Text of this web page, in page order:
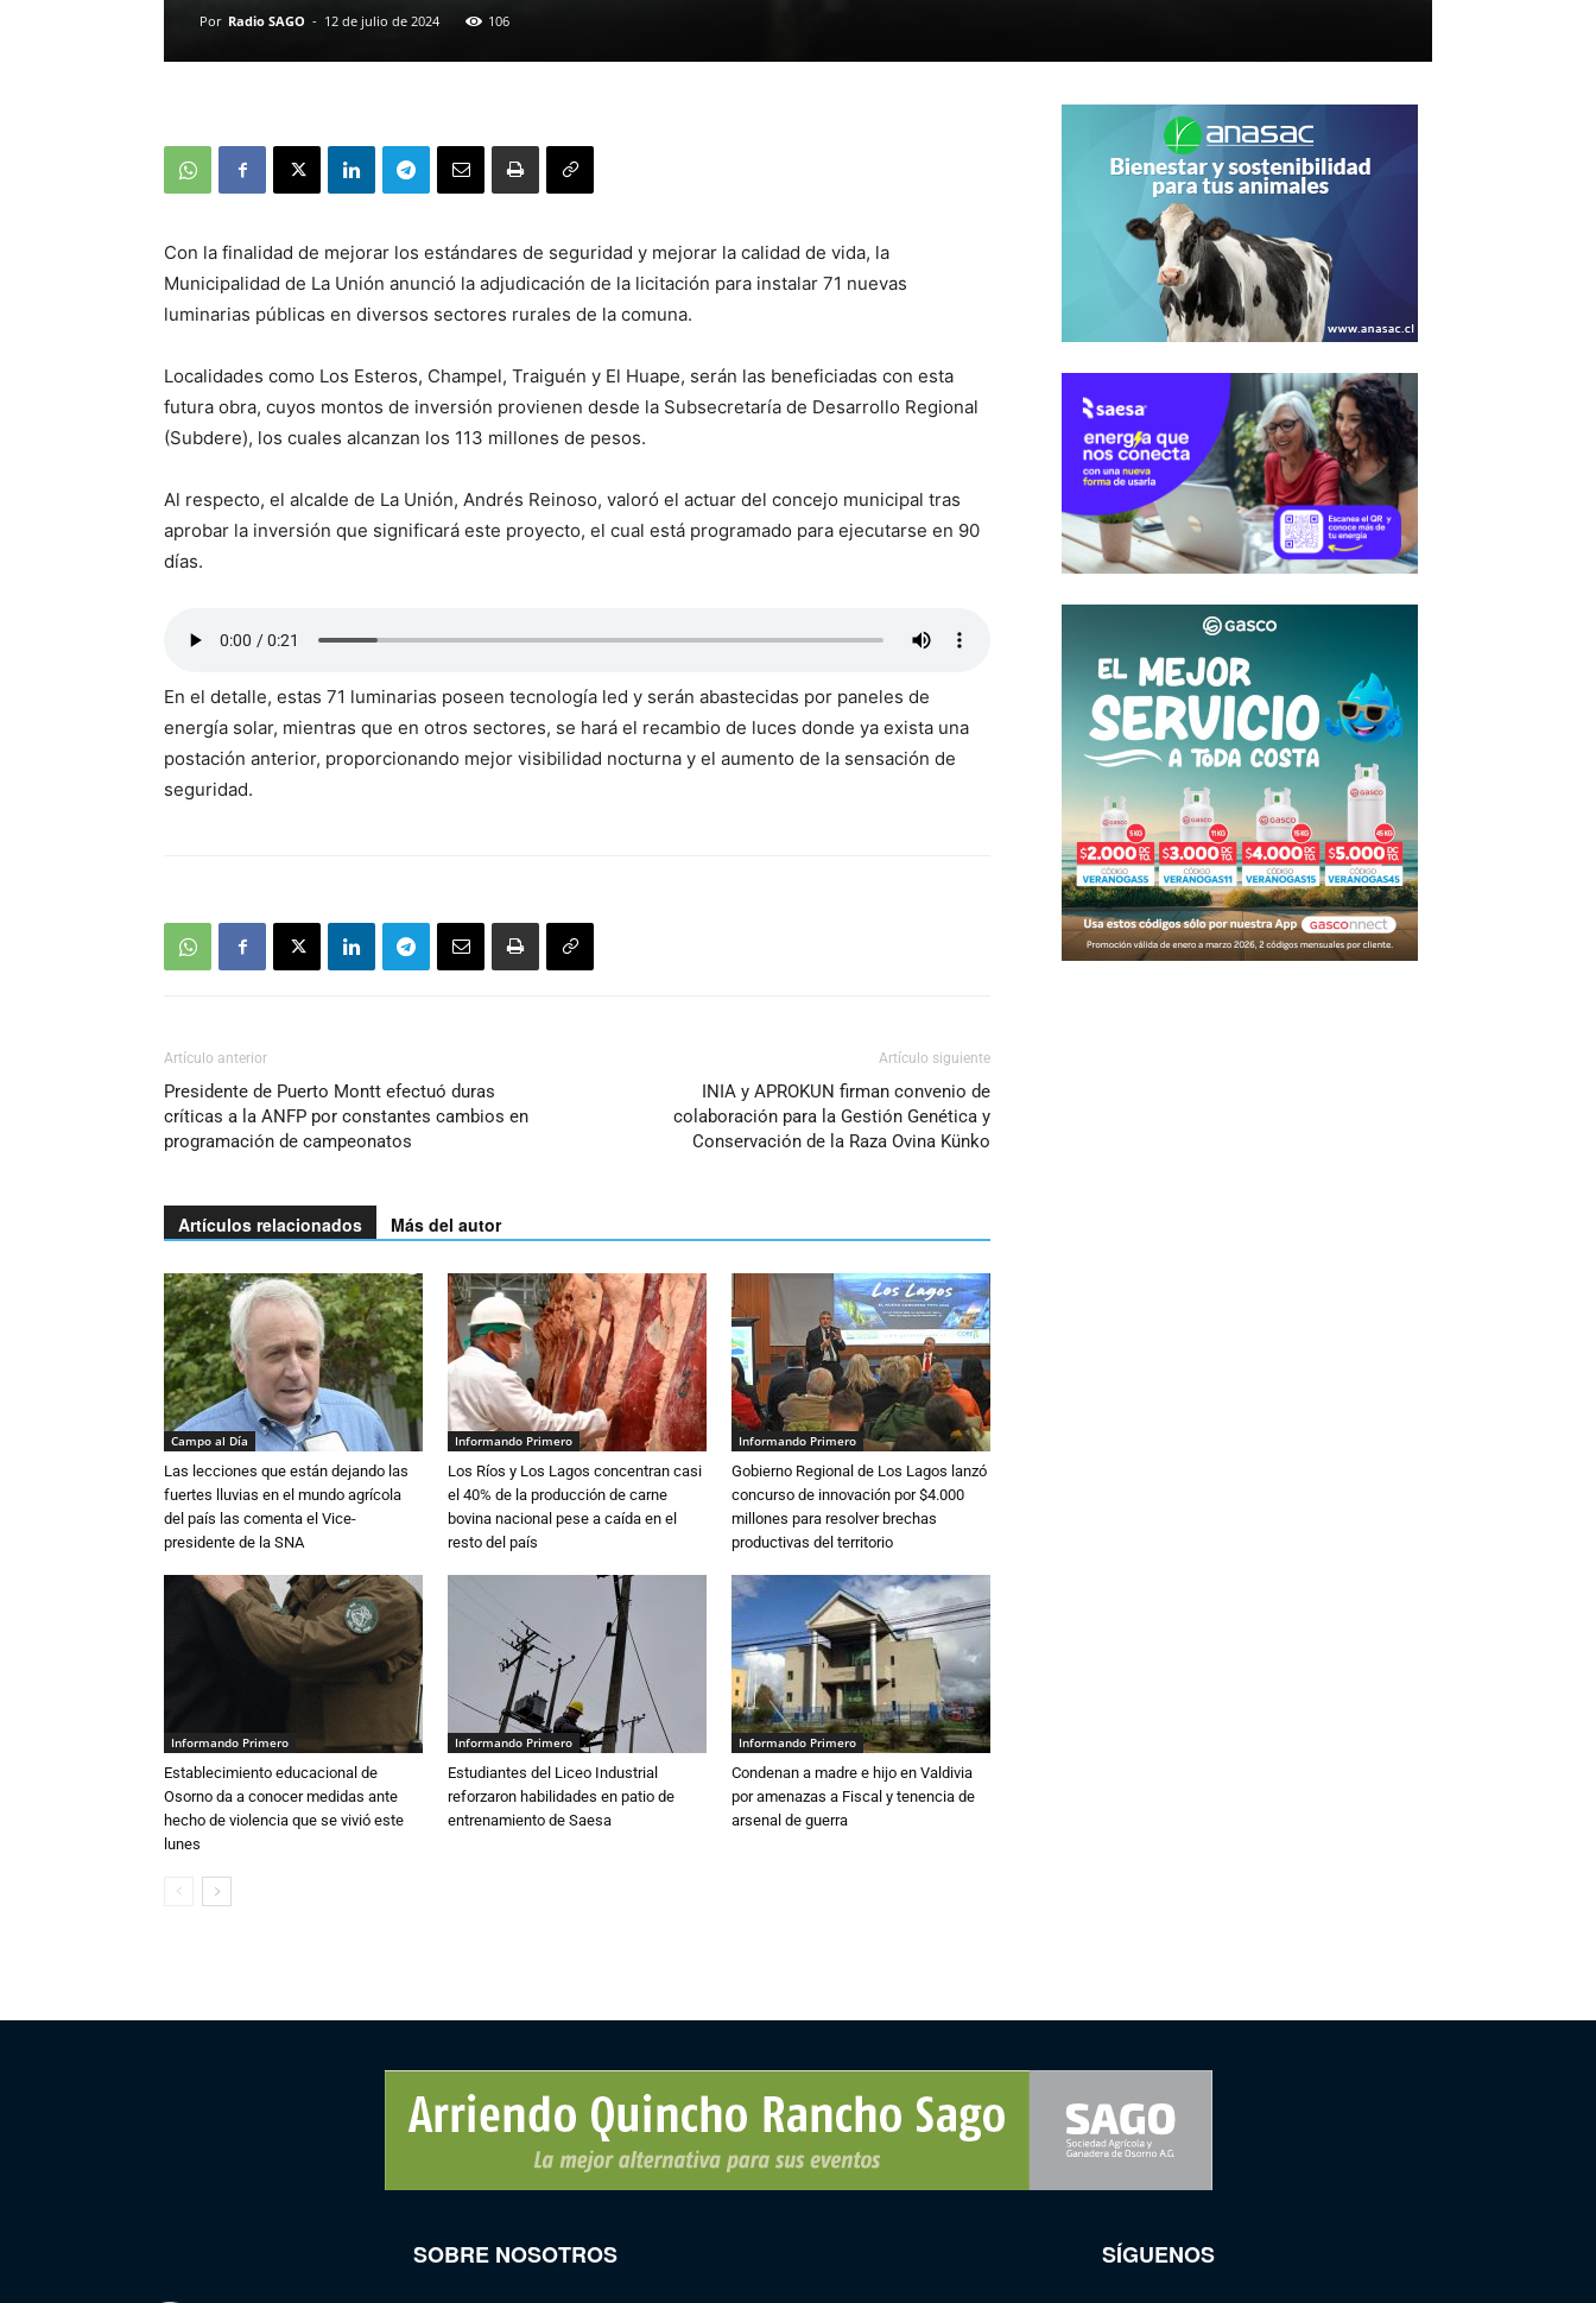
Por Radio SAGO - 12 de julio de 2024 106
Con la finalidad de mejorar los estándares de seguridad y mejorar la calidad de vida, la
Municipalidad de La Unión anunció la adjudicación de la licitación para instalar 71 nuevas
luminarias públicas en diversos sectores rurales de la comuna.
Localidades como Los Esteros, Champel, Traiguén y El Huape, serán las beneficiadas con esta
futura obra, cuyos montos de inversión provienen desde la Subsecretaría de Desarrollo Regional
(Subdere), los cuales alcanzan los 113 millones de pesos.
Al respecto, el alcalde de La Unión, Andrés Reinoso, valoró el actuar del concejo municipal tras
aprobar la inversión que significará este proyecto, el cual está programado para ejecutarse en 90
días.
En el detalle, estas 71 luminarias poseen tecnología led y serán abastecidas por paneles de
energía solar, mientras que en otros sectores, se hará el recambio de luces donde ya exista una
postación anterior, proporcionando mejor visibilidad nocturna y el aumento de la sensación de
seguridad.
Artículo anterior
Presidente de Puerto Montt efectuó duras
críticas a la ANFP por constantes cambios en
programación de campeonatos
Artículo siguiente
INIA y APROKUN firman convenio de
colaboración para la Gestión Genética y
Conservación de la Raza Ovina Künko
Artículos relacionados Más del autor
Campo al Día
Las lecciones que están dejando las
fuertes lluvias en el mundo agrícola
del país las comenta el Vice-
presidente de la SNA
Informando Primero
Los Ríos y Los Lagos concentran casi
el 40% de la producción de carne
bovina nacional pese a caída en el
resto del país
Informando Primero
Gobierno Regional de Los Lagos lanzó
concurso de innovación por $4.000
millones para resolver brechas
productivas del territorio
Informando Primero
Establecimiento educacional de
Osorno da a conocer medidas ante
hecho de violencia que se vivió este
lunes
Informando Primero
Estudiantes del Liceo Industrial
reforzaron habilidades en patio de
entrenamiento de Saesa
Informando Primero
Condenan a madre e hijo en Valdivia
por amenazas a Fiscal y tenencia de
arsenal de guerra
SOBRE NOSOTROS SÍGUENOS